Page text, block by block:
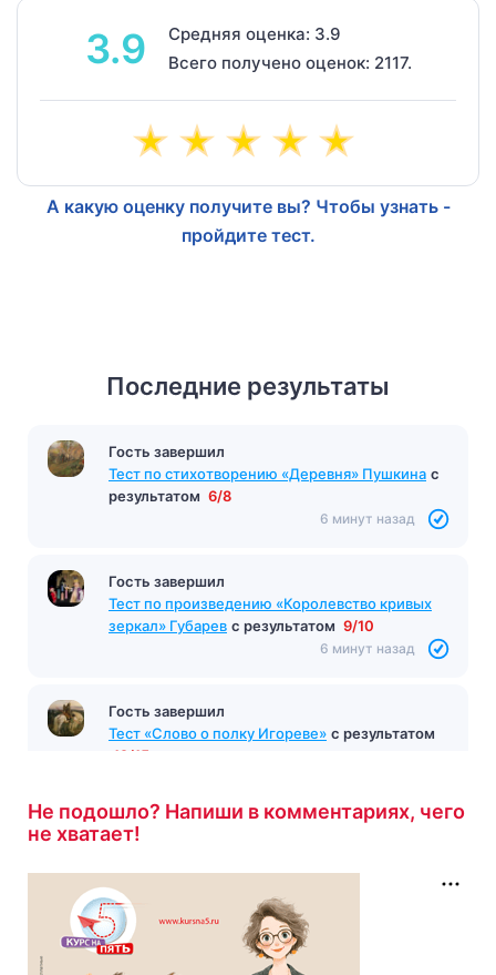
3.9
Средняя оценка: 3.9
Всего получено оценок: 2117.
А какую оценку получите вы? Чтобы узнать -
пройдите тест.
Последние результаты
Гость завершил
Тест по стихотворению «Деревня» Пушкина с
результатом 6/8
6 минут назад
Гость завершил
Тест по произведению «Королевство кривых
зеркал» Губарев с результатом 9/10
6 минут назад
Гость завершил
Тест «Слово о полку Игореве» с результатом
12/15
Не подошло? Напиши в комментариях, чего
не хватает!